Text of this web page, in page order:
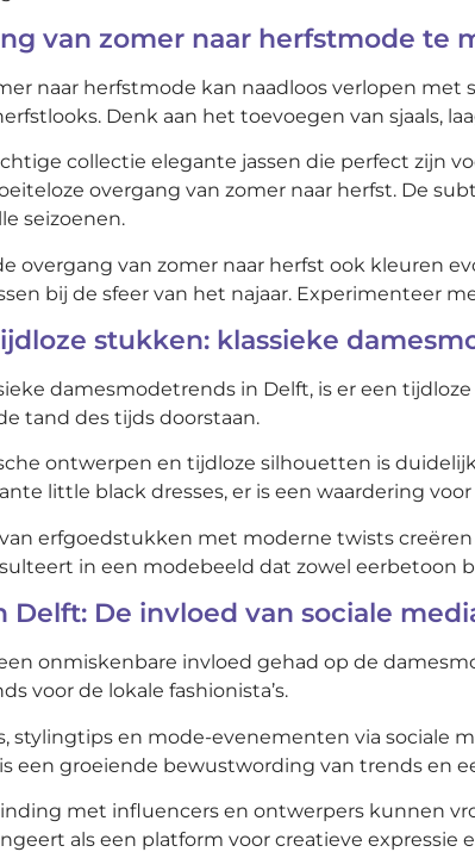
van zomer naar herfstmode te
naar herfstmode kan naadloos verlopen
Denk aan het toevoegen van sjaals,
collectie elegante jassen die perfect zijn
overgang van zomer naar herfst. De
seizoenen.
overgang van zomer naar herfst ook kleuren
bij de sfeer van het najaar. Experimenteer
stukken: klassieke
damesmodetrends in Delft, is er een
tand des tijds doorstaan.
ontwerpen en tijdloze silhouetten is
little black dresses, er is een waardering
erfgoedstukken met moderne twists
in een modebeeld dat zowel eerbetoon
Delft: De invloed van sociale
onmiskenbare invloed gehad op de
voor de lokale fashionista’s.
stylingtips en mode-evenementen via sociale
een groeiende bewustwording van trends en
met influencers en ontwerpers kunnen
als een platform voor creatieve